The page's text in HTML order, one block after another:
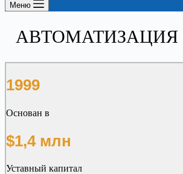
Меню
АВТОМАТИЗАЦИЯ
1999
Основан в
$1,4 млн
Уставный капитал